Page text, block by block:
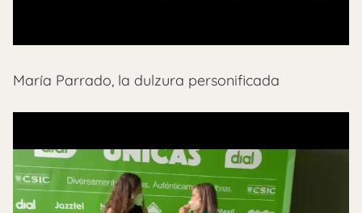
María Parrado, la dulzura personificada